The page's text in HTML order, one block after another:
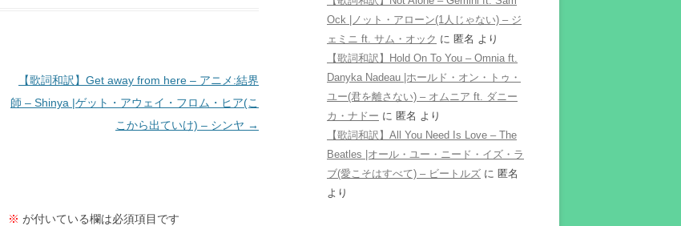
【歌詞和訳】Get away from here – アニメ:結界
師 – Shinya |ゲット・アウェイ・フロム・ヒア(こ
こから出ていけ) – シンヤ →
※ が付いている欄は必須項目です
Ock |ノット・アローン(1人じゃない) – ジ
ェミニ ft. サム・オック に 匿名 より
【歌詞和訳】Hold On To You – Omnia ft.
Danyka Nadeau |ホールド・オン・トゥ・
ユー(君を離さない) – オムニア ft. ダニー
カ・ナドー に 匿名 より
【歌詞和訳】All You Need Is Love – The
Beatles |オール・ユー・ニード・イズ・ラ
ブ(愛こそはすべて) – ビートルズ に 匿名
より